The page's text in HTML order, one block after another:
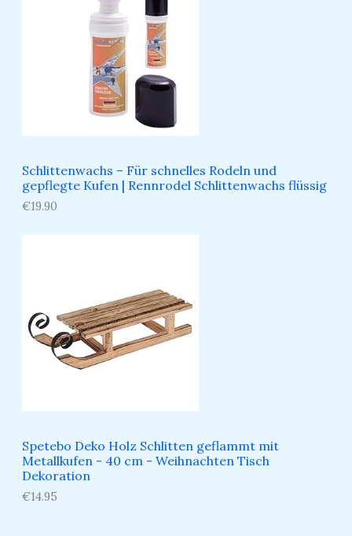
Schlittenwachs – Für schnelles Rodeln und
gepflegte Kufen​ | Rennrodel Schlittenwachs flüssig
€19.90
Spetebo Deko Holz Schlitten geflammt mit
Metallkufen - 40 cm - Weihnachten Tisch
Dekoration
€14.95